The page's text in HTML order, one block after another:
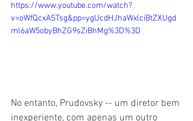
https://www.youtube.com/watch?
v=oWfQcxASTsg&pp=ygUcdHJhaWxlciBtZXUgd
ml6aW5obyBhZG9sZiBhMg%3D%3D
No entanto, Prudovsky -- um diretor bem
inexperiente, com apenas um outro